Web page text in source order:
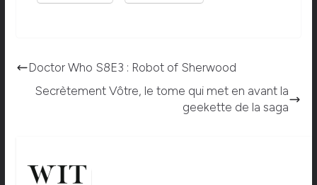
Doctor Who S8E3 : Robot of Sherwood
Secrètement Vôtre, le tome qui met en avant la
geekette de la saga